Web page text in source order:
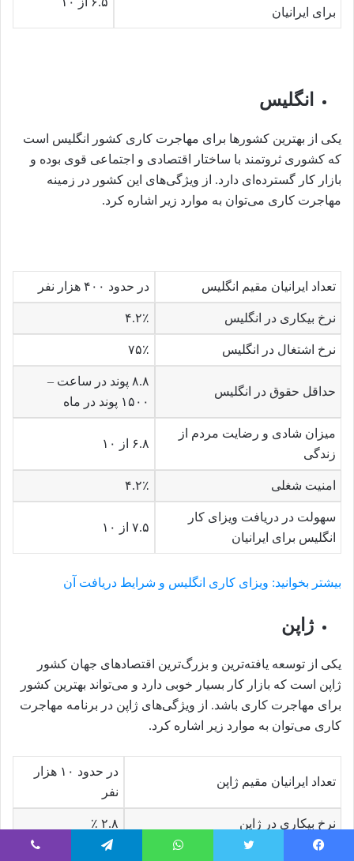
برای ایرانیان
انگلیس
یکی از بهترین کشورها برای مهاجرت کاری کشور انگلیس است
که کشوری ثروتمند با ساختار اقتصادی و اجتماعی قوی بوده و
بازار کار گسترده‌ای دارد. از ویژگی‌های این کشور در زمینه
مهاجرت کاری می‌توان به موارد زیر اشاره کرد.
تعداد ایرانیان مقیم انگلیس در حدود ۴۰۰ هزار نفر
نرخ بیکاری در انگلیس ۴.۲٪
نرخ اشتغال در انگلیس ۷۵٪
حداقل حقوق در انگلیس
۸.۸ پوند در ساعت –
۱۵۰۰ پوند در ماه
میزان شادی و رضایت مردم از
زندگی
۶.۸ از ۱۰
امنیت شغلی ۴.۲٪
سهولت در دریافت ویزای کار
انگلیس برای ایرانیان
۷.۵ از ۱۰
بیشتر بخوانید: ویزای کاری انگلیس و شرایط دریافت آن
ژاپن
یکی از توسعه یافته‌ترین و بزرگ‌ترین اقتصادهای جهان کشور
ژاپن است که بازار کار بسیار خوبی دارد و می‌تواند بهترین کشور
برای مهاجرت کاری باشد. از ویژگی‌های ژاپن در برنامه مهاجرت
کاری می‌توان به موارد زیر اشاره کرد.
تعداد ایرانیان مقیم ژاپن
در حدود ۱۰ هزار
نفر
نرخ بیکاری در ژاپن ۲.۸ ٪
نرخ اشتغال در ژاپن ۷۵.۳ ٪